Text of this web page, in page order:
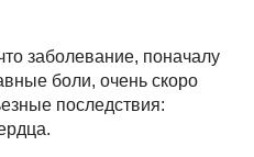
заболевание, поначалу
боли, очень скоро
последствия: